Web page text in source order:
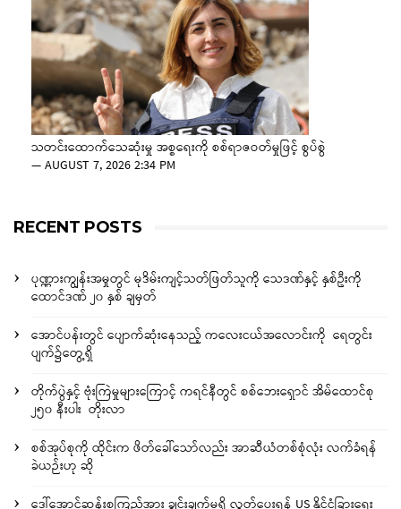
သတင်းထောက်သေဆုံးမှု အစ္စရေးကို စစ်ရာဇဝတ်မှုဖြင့် စွပ်စွဲ
—AUGUST 7, 2026 2:34 PM
RECENT POSTS
ပုဏ္ဏားကျွန်းအမှုတွင် မုဒိမ်းကျင့်သတ်ဖြတ်သူကို သေဒဏ်နှင့် နှစ်ဦးကို
ထောင်ဒဏ် ၂၀ နှစ် ချမှတ်
အောင်ပန်းတွင် ပျောက်ဆုံးနေသည့် ကလေးငယ်အလောင်းကို ရေတွင်း
ပျက်၌တွေ့ရှိ
တိုက်ပွဲနှင့် ဗုံးကြဲမှုများကြောင့် ကရင်နီတွင် စစ်ဘေးရှောင် အိမ်ထောင်စု
၂၅၀ နီးပါး တိုးလာ
စစ်အုပ်စုကို ထိုင်းက ဖိတ်ခေါ်သော်လည်း အာဆီယံတစ်စုံလုံး လက်ခံရန်
ခဲယဉ်းဟု ဆို